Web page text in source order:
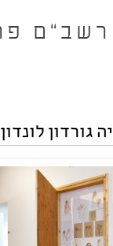
לונדון 2019